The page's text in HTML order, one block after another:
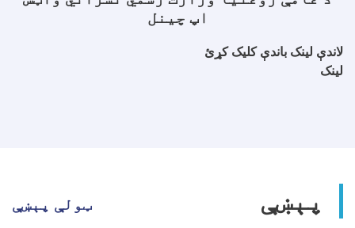
اپ چینل
لاندې لینک باندې کلیک کړئ
لینک
پېښې ټولې پېښې